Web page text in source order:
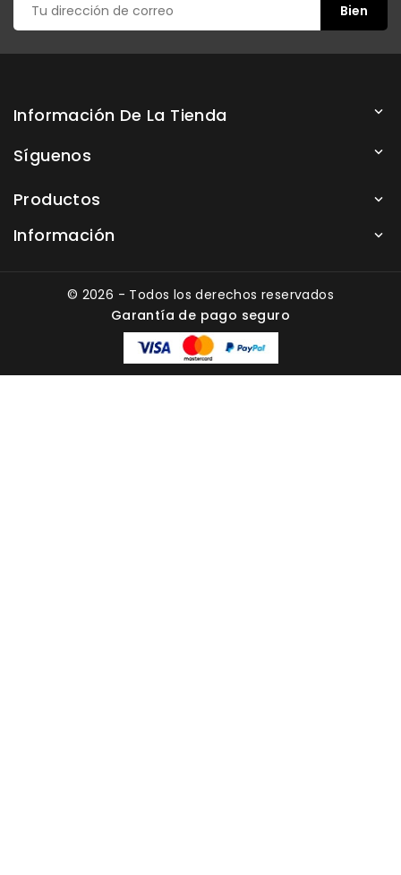
Información De La Tienda 
Síguenos 
Productos 
Información 
© 2026 - Todos los derechos reservados
Garantía de pago seguro